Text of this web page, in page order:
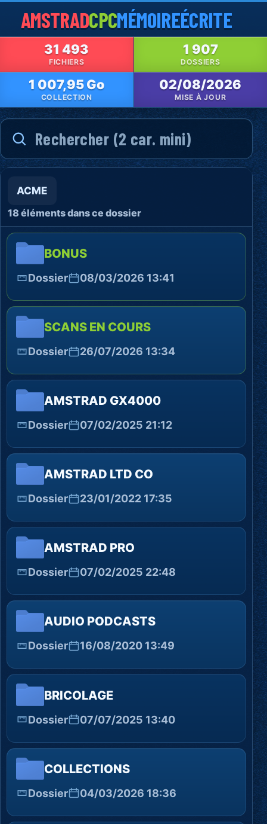
AMSTRADCPCMÉMOIREÉCRITE
31 493
FICHIERS
1 907
DOSSIERS
1 007,95 Go
COLLECTION
02/08/2026
MISE À JOUR
ACME
18 éléments dans ce dossier
BONUS
Dossier 08/03/2026 13:41
SCANS EN COURS
Dossier 26/07/2026 13:34
AMSTRAD GX4000
Dossier 07/02/2025 21:12
AMSTRAD LTD CO
Dossier 23/01/2022 17:35
AMSTRAD PRO
Dossier 07/02/2025 22:48
AUDIO PODCASTS
Dossier 16/08/2020 13:49
BRICOLAGE
Dossier 07/07/2025 13:40
COLLECTIONS
Dossier 04/03/2026 18:36